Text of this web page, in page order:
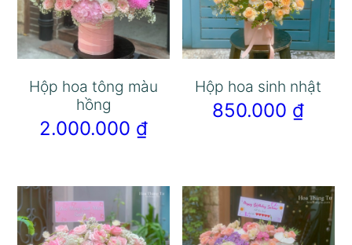
Hộp hoa tông màu
hồng
2.000.000 ₫
Hộp hoa sinh nhật
850.000 ₫